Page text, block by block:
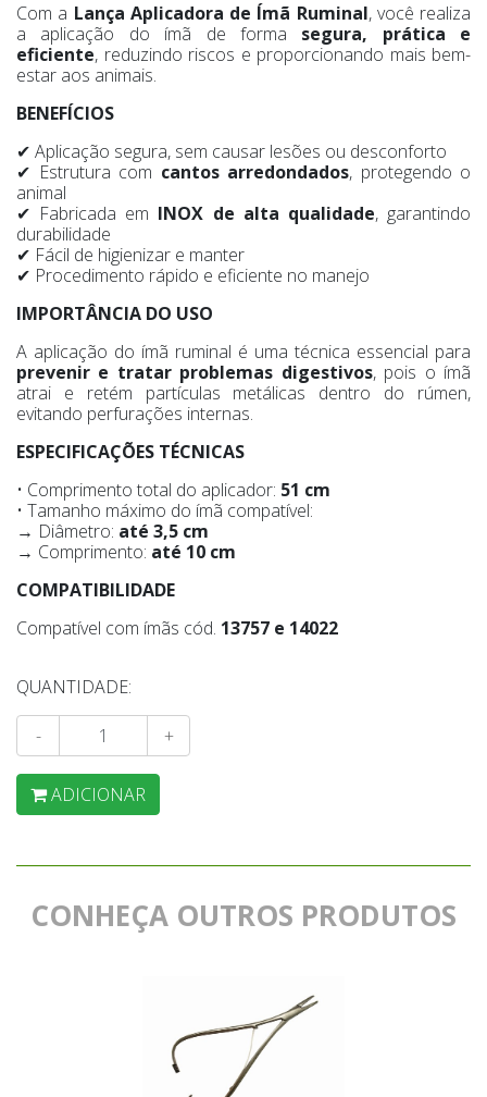
Com a Lança Aplicadora de Ímã Ruminal, você realiza
a aplicação do ímã de forma segura, prática e
eficiente, reduzindo riscos e proporcionando mais bem-
estar aos animais.
BENEFÍCIOS
✔ Aplicação segura, sem causar lesões ou desconforto
✔ Estrutura com cantos arredondados, protegendo o
animal
✔ Fabricada em INOX de alta qualidade, garantindo
durabilidade
✔ Fácil de higienizar e manter
✔ Procedimento rápido e eficiente no manejo
IMPORTÂNCIA DO USO
A aplicação do ímã ruminal é uma técnica essencial para
prevenir e tratar problemas digestivos, pois o ímã
atrai e retém partículas metálicas dentro do rúmen,
evitando perfurações internas.
ESPECIFICAÇÕES TÉCNICAS
• Comprimento total do aplicador: 51 cm
• Tamanho máximo do ímã compatível:
→ Diâmetro: até 3,5 cm
→ Comprimento: até 10 cm
COMPATIBILIDADE
Compatível com ímãs cód. 13757 e 14022
QUANTIDADE:
- +
ADICIONAR
CONHEÇA OUTROS PRODUTOS